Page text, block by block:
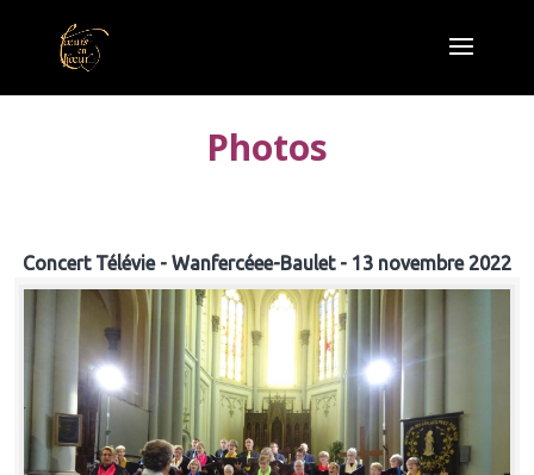
Photos
Concert Télévie - Wanfercéee-Baulet - 13 novembre 2022